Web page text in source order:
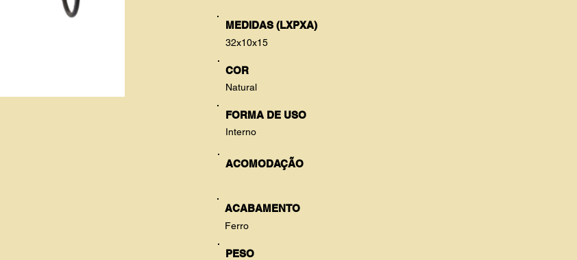
MEDIDAS (LXPXA)
32x10x15
COR
Natural
FORMA DE USO
Interno
ACOMODAÇÃO
ACABAMENTO
Ferro
PESO